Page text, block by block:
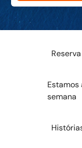
semana